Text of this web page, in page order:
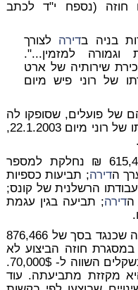
חוזה (נספח י"ד לכתב
בניה בדירה לצורך
למזמין...".
שירותיה של ארט
עמוד 17 לחקירתו של רוני פיש מיום
של פועלים, שסופקו לה
מטעמו של גרשט (עמוד 17 לחקירתו של רוני מיום 22.1.2003,
ת לסך של 615,437 ₪ נחלקת למספר
הדירה; תביעות כספיות
הרשלנית של קונס;
הדירה; תביעה בגין עגמת
ת בתביעה שכנגד בסך של 876,466
חוזה הביצוע לא
שולמו לו במלואם, ובסך הכל סך בשקלים השווה ל- 70,000$.
מקזזת מתביעתה. עוד